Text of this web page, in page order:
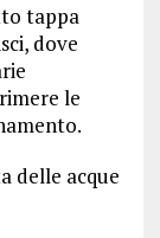
tappa
dove
le
delle acque